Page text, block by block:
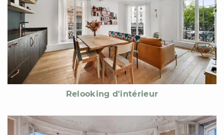
Relooking d'intérieur